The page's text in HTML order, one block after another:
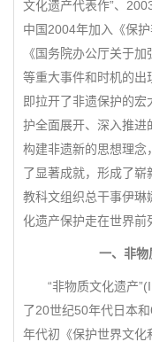
文化遗产代表作”、
中国2004年加入《保
《国务院办公厅关于
等重大事件和时机的出
即拉开了非遗保护的
护全面展开、深入推进
构建非遗新的思想理念
了显著成就，形成了崭
教科文组织总干事伊琳
化遗产保护走在世界前
一、非物
“非物质文化遗产
了20世纪50年代日本
年代初《保护世界文化